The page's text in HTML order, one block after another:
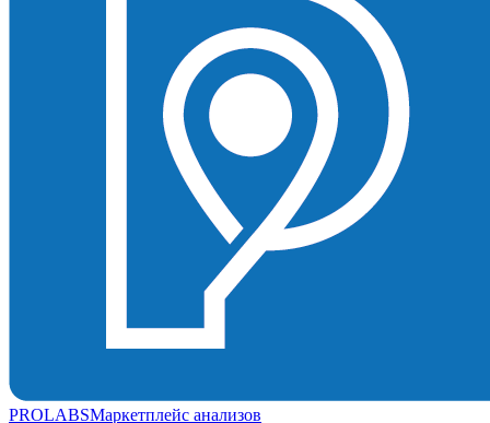
PROLABSМаркетплейс анализов